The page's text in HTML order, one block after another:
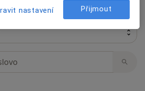
nastavení Přijmout